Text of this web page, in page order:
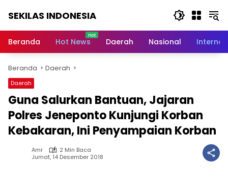
SEKILAS INDONESIA
Terkini,
Latest
World,
Headlines,
News
Today
Beranda Hot News Daerah Nasional
Beranda Daerah
Daerah
Guna Salurkan Bantuan, Jajaran
Polres Jeneponto Kunjungi Korban
Kebakaran, Ini Penyampaian Korban
Amr
2 Min Baca
Jumat, 14 Desember 2018